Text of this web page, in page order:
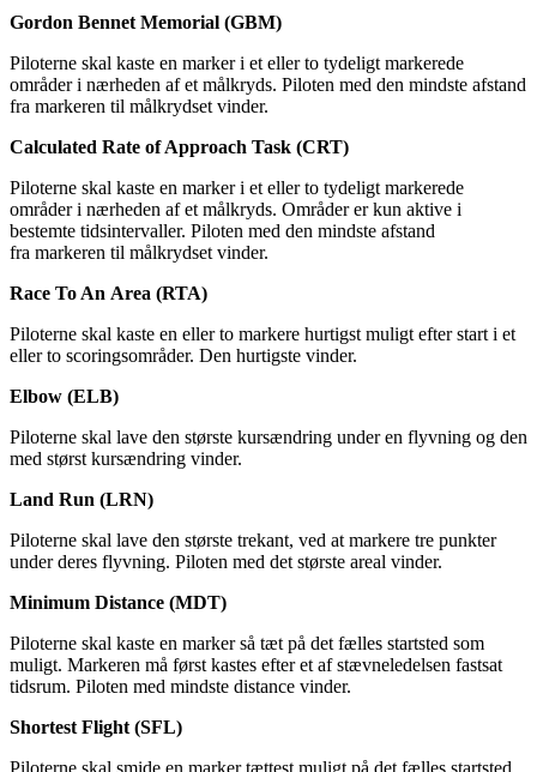
Gordon Bennet Memorial (GBM)
Piloterne skal kaste en marker i et eller to tydeligt markerede
områder i nærheden af et målkryds. Piloten med den mindste afstand
fra markeren til målkrydset vinder.
Calculated Rate of Approach Task (CRT)
Piloterne skal kaste en marker i et eller to tydeligt markerede
områder i nærheden af et målkryds. Områder er kun aktive i
bestemte tidsintervaller. Piloten med den mindste afstand
fra markeren til målkrydset vinder.
Race To An Area (RTA)
Piloterne skal kaste en eller to markere hurtigst muligt efter start i et
eller to scoringsområder. Den hurtigste vinder.
Elbow (ELB)
Piloterne skal lave den største kursændring under en flyvning og den
med størst kursændring vinder.
Land Run (LRN)
Piloterne skal lave den største trekant, ved at markere tre punkter
under deres flyvning. Piloten med det største areal vinder.
Minimum Distance (MDT)
Piloterne skal kaste en marker så tæt på det fælles startsted som
muligt. Markeren må først kastes efter et af stævneledelsen fastsat
tidsrum. Piloten med mindste distance vinder.
Shortest Flight (SFL)
Piloterne skal smide en marker tættest muligt på det fælles startsted